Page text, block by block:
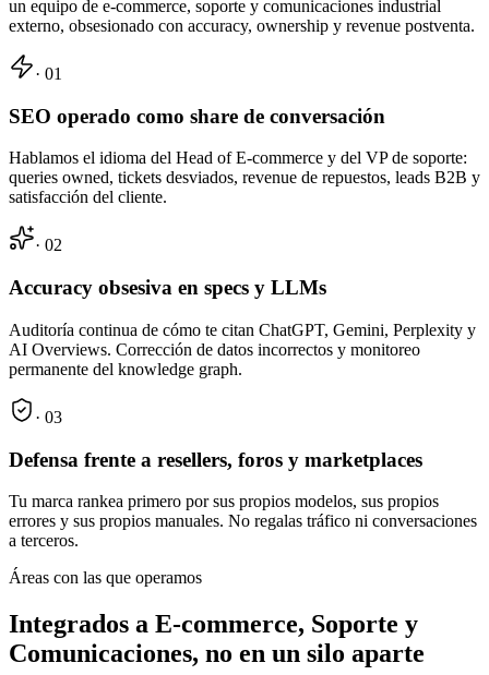
un equipo de e-commerce, soporte y comunicaciones industrial
externo, obsesionado con accuracy, ownership y revenue postventa.
· 01
SEO operado como share de conversación
Hablamos el idioma del Head of E-commerce y del VP de soporte:
queries owned, tickets desviados, revenue de repuestos, leads B2B y
satisfacción del cliente.
· 02
Accuracy obsesiva en specs y LLMs
Auditoría continua de cómo te citan ChatGPT, Gemini, Perplexity y
AI Overviews. Corrección de datos incorrectos y monitoreo
permanente del knowledge graph.
· 03
Defensa frente a resellers, foros y marketplaces
Tu marca rankea primero por sus propios modelos, sus propios
errores y sus propios manuales. No regalas tráfico ni conversaciones
a terceros.
Áreas con las que operamos
Integrados a E-commerce, Soporte y
Comunicaciones, no en un silo aparte